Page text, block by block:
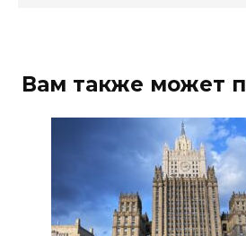
Вам также может